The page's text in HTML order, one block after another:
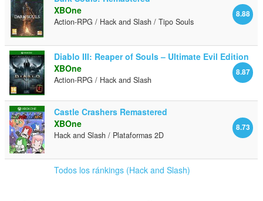
8.88
XBOne
Action-RPG / Hack and Slash / Tipo Souls
Diablo III: Reaper of Souls – Ultimate Evil Edition
8.87
XBOne
Action-RPG / Hack and Slash
Castle Crashers Remastered
8.73
XBOne
Hack and Slash / Plataformas 2D
Todos los ránkings (Hack and Slash)